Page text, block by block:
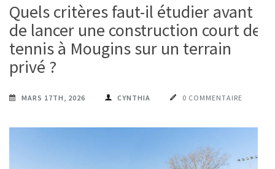
Quels critères faut-il étudier avant
de lancer une construction court de
tennis à Mougins sur un terrain
privé ?
MARS 17TH, 2026 CYNTHIA 0 COMMENTAIRE